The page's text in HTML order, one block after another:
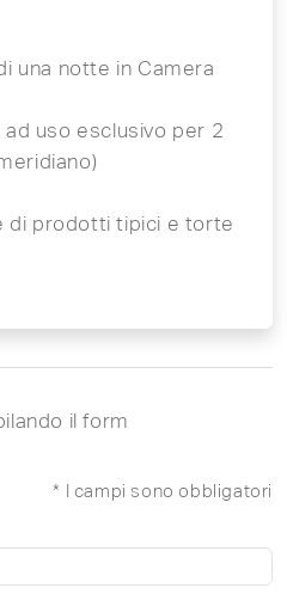
una notte in Camera
ad uso esclusivo per 2
di prodotti tipici e torte
il form
* I campi sono obbligatori